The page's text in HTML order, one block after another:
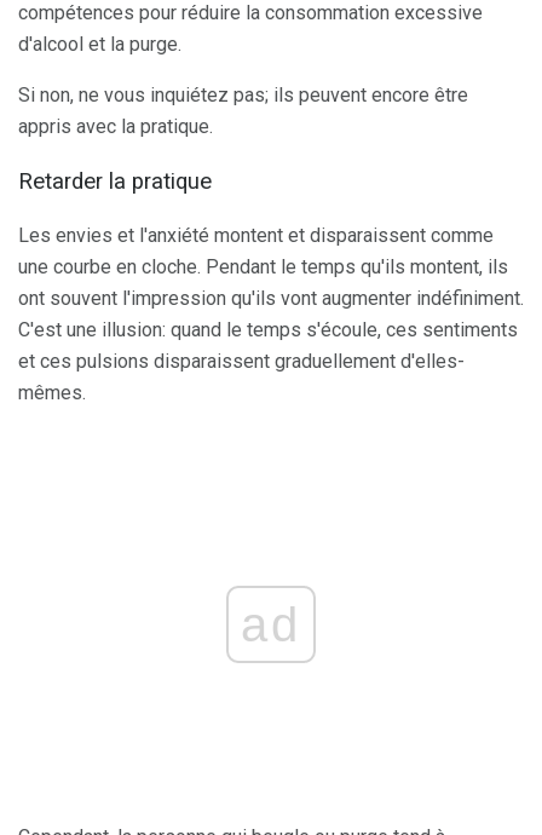
compétences pour réduire la consommation excessive
d'alcool et la purge.
Si non, ne vous inquiétez pas; ils peuvent encore être
appris avec la pratique.
Retarder la pratique
Les envies et l'anxiété montent et disparaissent comme
une courbe en cloche. Pendant le temps qu'ils montent, ils
ont souvent l'impression qu'ils vont augmenter indéfiniment.
C'est une illusion: quand le temps s'écoule, ces sentiments
et ces pulsions disparaissent graduellement d'elles-
mêmes.
ad